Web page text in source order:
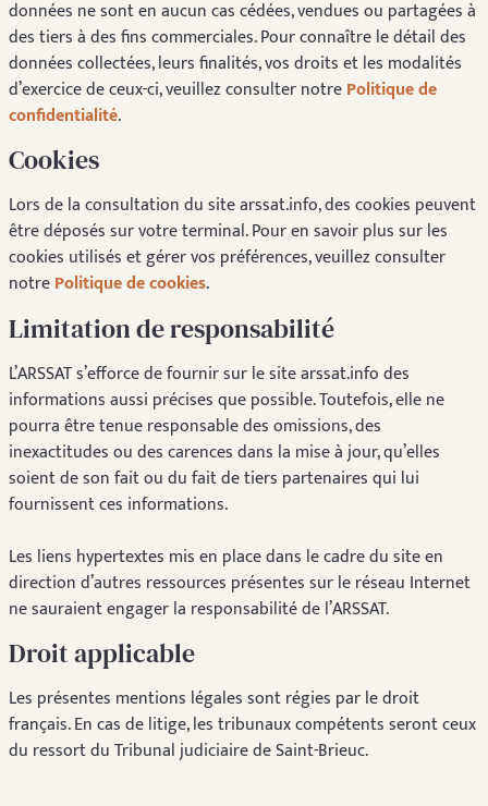
données ne sont en aucun cas cédées, vendues ou partagées à
des tiers à des fins commerciales. Pour connaître le détail des
données collectées, leurs finalités, vos droits et les modalités
d’exercice de ceux-ci, veuillez consulter notrePolitique de
confidentialité.
Cookies
Lors de la consultation du site arssat.info, des cookies peuvent
être déposés sur votre terminal. Pour en savoir plus sur les
cookies utilisés et gérer vos préférences, veuillez consulter
notrePolitique de cookies.
Limitation de responsabilité
L’ARSSAT s’efforce de fournir sur le site arssat.info des
informations aussi précises que possible. Toutefois, elle ne
pourra être tenue responsable des omissions, des
inexactitudes ou des carences dans la mise à jour, qu’elles
soient de son fait ou du fait de tiers partenaires qui lui
fournissent ces informations.
Les liens hypertextes mis en place dans le cadre du site en
direction d’autres ressources présentes sur le réseau Internet
ne sauraient engager la responsabilité de l’ARSSAT.
Droit applicable
Les présentes mentions légales sont régies par le droit
français. En cas de litige, les tribunaux compétents seront ceux
du ressort du Tribunal judiciaire de Saint-Brieuc.